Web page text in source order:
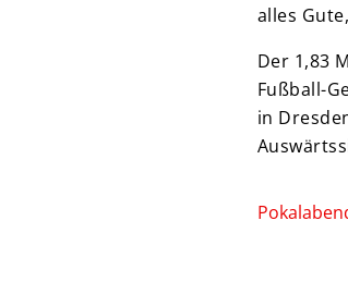
alles
Der 1,83
Fußball-
in